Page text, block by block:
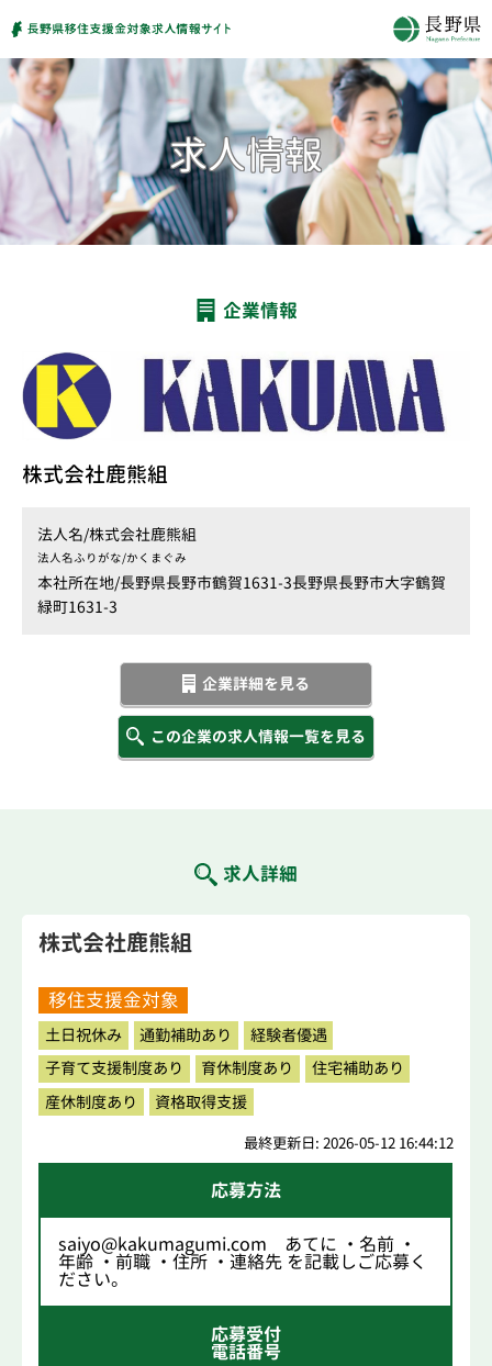
企業情報
株式会社鹿熊組
法人名/株式会社鹿熊組
法人名ふりがな/かくまぐみ
本社所在地/長野県長野市鶴賀1631-3長野県長野市大字鶴賀
緑町1631-3
企業詳細を見る
この企業の求人情報一覧を見る
求人詳細
株式会社鹿熊組
移住支援金対象
土日祝休み 通勤補助あり
経験者優遇
子育て支援制度あり
育休制度あり
住宅補助あり
産休制度あり
資格取得支援
最終更新日: 2026-05-12 16:44:12
応募方法
saiyo@kakumagumi.com あてに ・名前 ・
年齢 ・前職 ・住所 ・連絡先 を記載しご応募く
ださい。
応募受付
電話番号